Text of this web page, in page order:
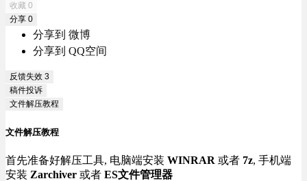
收藏 0
分享 0
分享到 微博
分享到 QQ空间
反馈失效 3
稿件投诉
文件解压教程
文件解压教程
首先准备好解压工具, 电脑端安装 WINRAR 或者 7z, 手机端
安装 Zarchiver 或者 ES文件管理器